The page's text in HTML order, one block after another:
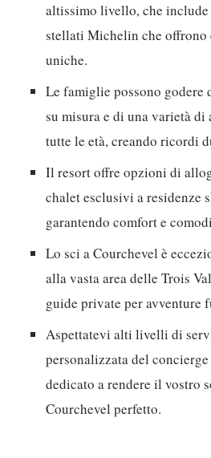
altissimo livello, che
stellati Michelin che offrono
uniche.
Le famiglie possono
su misura e di una varietà
tutte le età, creando ricordi
Il resort offre opzioni di
chalet esclusivi a residenze
garantendo comfort e
Lo sci a Courchevel è
alla vasta area delle Trois
guide private per avventure
Aspettatevi alti livelli di
personalizzata del
dedicato a rendere il vostro
Courchevel perfetto.